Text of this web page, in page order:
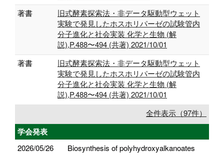
著書
旧式酵素探索法・非データ駆動型ウェット
実験で発見したホスホリパーゼの試験管内
分子進化と社会実装 化学と生物 (解
説),P.488〜494 (共著) 2021/10/01
著書
旧式酵素探索法・非データ駆動型ウェット
実験で発見したホスホリパーゼの試験管内
分子進化と社会実装 化学と生物 (解
説),P.488〜494 (共著) 2021/10/01
全件表示（97件）
学会発表
2026/05/26
Biosynthesis of polyhydroxyalkanoates